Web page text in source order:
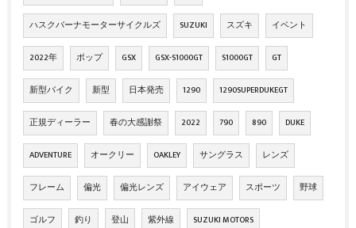
ハスクバーナモーターサイクルズ SUZUKI スズキ イベント
2022年 ポップ GSX GSX-S1000GT S1000GT GT
新型バイク 新型 日本発売 1290 1290SUPERDUKEGT
正規ディーラー 春の大感謝祭 2022 790 890 DUKE
ADVENTURE オークリー OAKLEY サングラス レンズ
フレーム 偏光 偏光レンズ アイウェア スポーツ 野球
ゴルフ 釣り 登山 紫外線 SUZUKI MOTORS